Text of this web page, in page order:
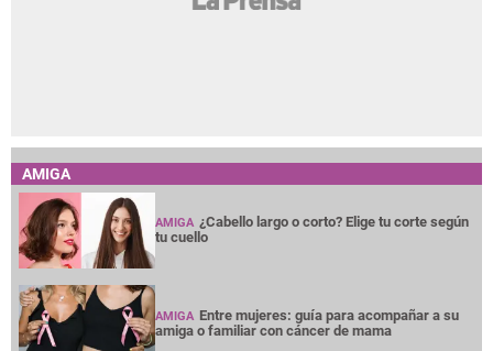
AMIGA
AMIGA ¿Cabello largo o corto? Elige tu corte según
tu cuello
AMIGA Entre mujeres: guía para acompañar a su
amiga o familiar con cáncer de mama